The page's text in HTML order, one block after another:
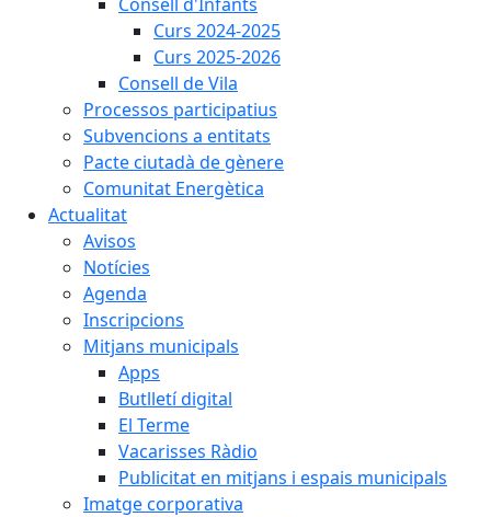
Curs 2024-2025
Curs 2025-2026
Consell de Vila
Processos participatius
Subvencions a entitats
Pacte ciutadà de gènere
Comunitat Energètica
Actualitat
Avisos
Notícies
Agenda
Inscripcions
Mitjans municipals
Apps
Butlletí digital
El Terme
Vacarisses Ràdio
Publicitat en mitjans i espais municipals
Imatge corporativa